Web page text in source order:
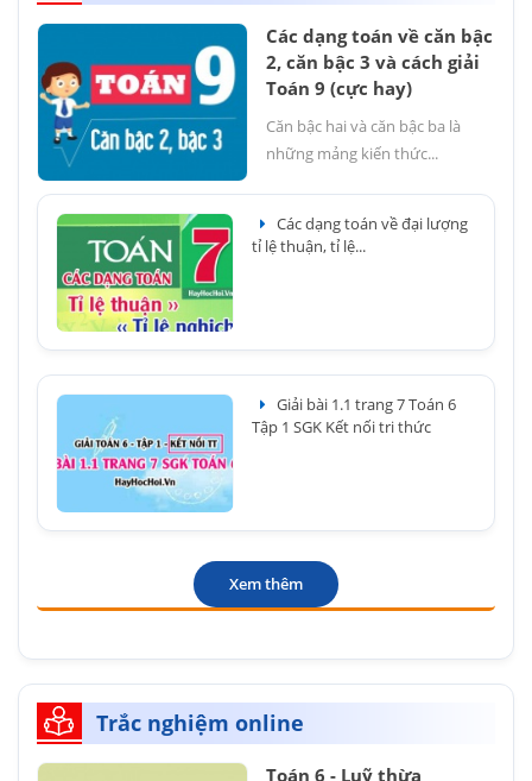
Các dạng toán về căn bậc
2, căn bậc 3 và cách giải
Toán 9 (cực hay)
Căn bậc hai và căn bậc ba là
những mảng kiến thức...
Các dạng toán về đại lượng
tỉ lệ thuận, tỉ lệ...
Giải bài 1.1 trang 7 Toán 6
Tập 1 SGK Kết nối tri thức
Xem thêm
Trắc nghiệm online
Toán 6 - Luỹ thừa